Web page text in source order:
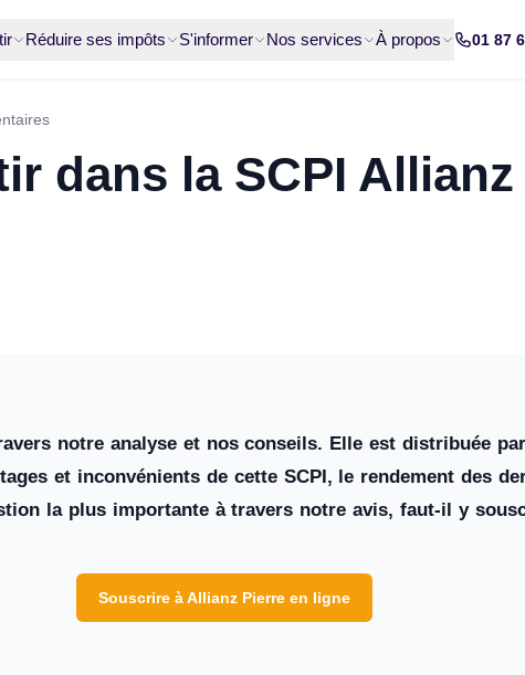
Réduire ses impôts S'informer Nos services À propos 01 87
dans la SCPI Allianz
notre analyse et nos conseils. Elle est distribuée
et inconvénients de cette SCPI, le rendement des
la plus importante à travers notre avis, faut-il y
Souscrire à Allianz Pierre en ligne